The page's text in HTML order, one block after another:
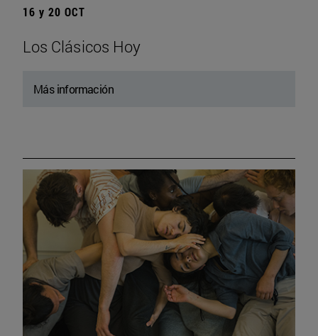
16 y 20 OCT
Los Clásicos Hoy
Más información